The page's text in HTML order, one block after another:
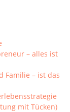
– alles ist
Familie – ist das
mit Tücken)